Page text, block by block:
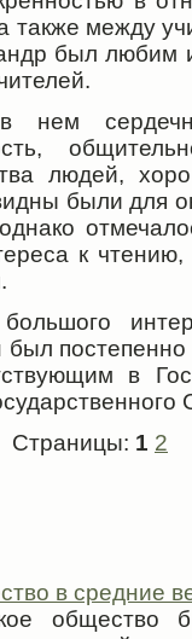
также между
был любим
нем
людей,
были для
к
постепенно
в
Страницы: 1 2
в средние
общество